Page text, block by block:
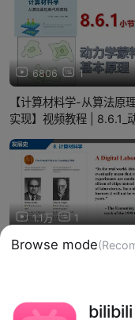
6806 1
【计算材料学-从算法原
实现】视频教程 | 8.6.1_
1.1万 1
01-1-计算材料学简介
Browse mode
bilibili
网络文化经营